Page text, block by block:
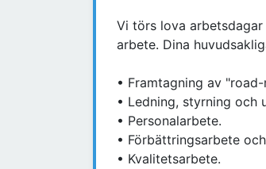
Vi törs lova
arbete. Dina
• Framtagning av
• Ledning, styrning och
• Personalarbete.
• Förbättringsarbete
• Kvalitetsarbete.